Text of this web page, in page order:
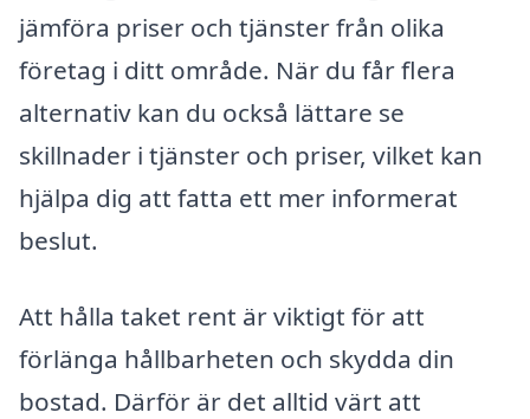
jämföra priser och tjänster från olika
företag i ditt område. När du får flera
alternativ kan du också lättare se
skillnader i tjänster och priser, vilket kan
hjälpa dig att fatta ett mer informerat
beslut.
Att hålla taket rent är viktigt för att
förlänga hållbarheten och skydda din
bostad. Därför är det alltid värt att